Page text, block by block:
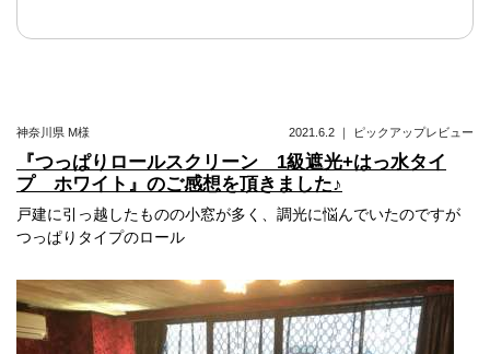
神奈川県 M様 2021.6.2 ｜ ピックアップレビュー
『つっぱりロールスクリーン 1級遮光+はっ水タイ
プ ホワイト』のご感想を頂きました♪
戸建に引っ越したものの小窓が多く、調光に悩んでいたのですが
つっぱりタイプのロール